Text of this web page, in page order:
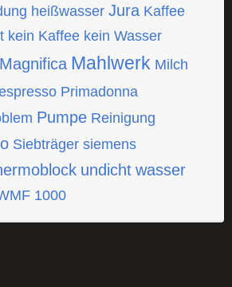
heißwasser Jura Kaffee
kein Kaffee kein Wasser
Magnifica Mahlwerk Milch
Primadonna
Pumpe Reinigung
Siebträger siemens
undicht wasser
1000